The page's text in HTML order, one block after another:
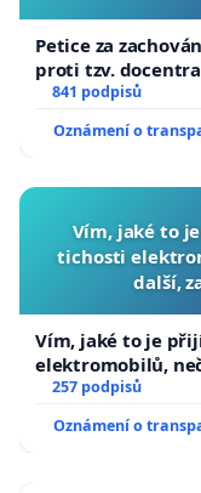
Petice za
proti tzv.
841 podpisů
Oznámení o
Vím, jaké to
tichosti
další,
Vím, jaké to je
elektromobilů,
zaveďme
257 podpisů
Oznámení o